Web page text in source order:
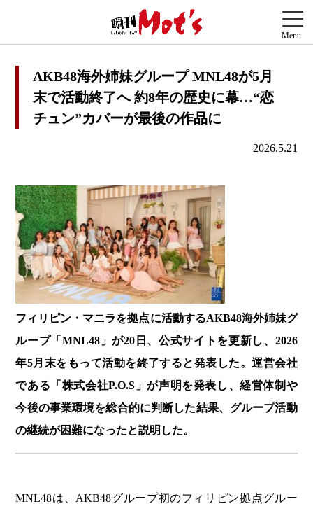
AKB48海外姉妹グループ MNL48が5月
末で活動終了へ 約8年の歴史に幕…“恋
チュン”カバーが最後の作品に
2026.5.21
フィリピン・マニラを拠点に活動するAKB48海外姉妹グ
ループ「MNL48」が20日、公式サイトを更新し、2026
年5月末をもって活動を終了すると発表した。運営会社
である「株式会社P.O.S」が声明を発表し、経営体制や
今後の事業環境を総合的に判断した結果、グループ活動
の継続が困難になったと説明した。
MNL48は、AKB48グループ初のフィリピン拠点グルー